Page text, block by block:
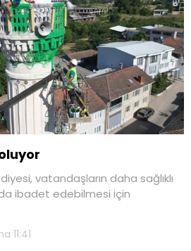
vatandaşların daha sağlıklı
ibadet edebilmesi için
11:41